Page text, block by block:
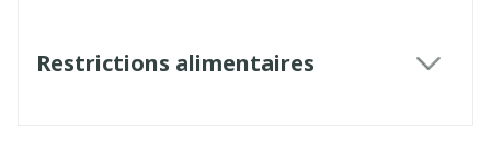
Restrictions alimentaires